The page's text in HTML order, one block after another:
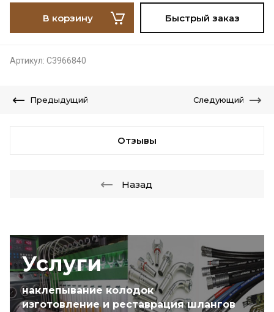
Услуги
наклепывание колодок
изготовление и реставрация шлангов
В корзину Быстрый заказ
Артикул: С3966840
Предыдущий Следующий
Отзывы
Назад